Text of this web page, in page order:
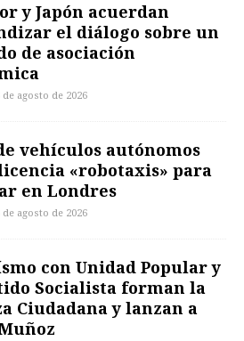
y Japón acuerdan
el diálogo sobre un
de asociación
de agosto de 2026
vehículos autónomos
«robotaxis» para
en Londres
de agosto de 2026
con Unidad Popular y
Socialista forman la
Ciudadana y lanzan a